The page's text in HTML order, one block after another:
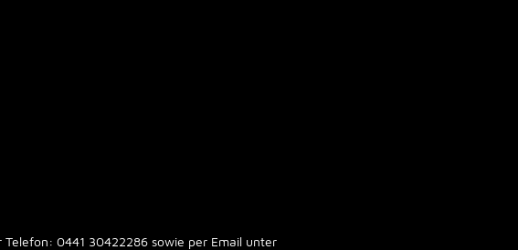
0441 30422286 sowie per Email unter